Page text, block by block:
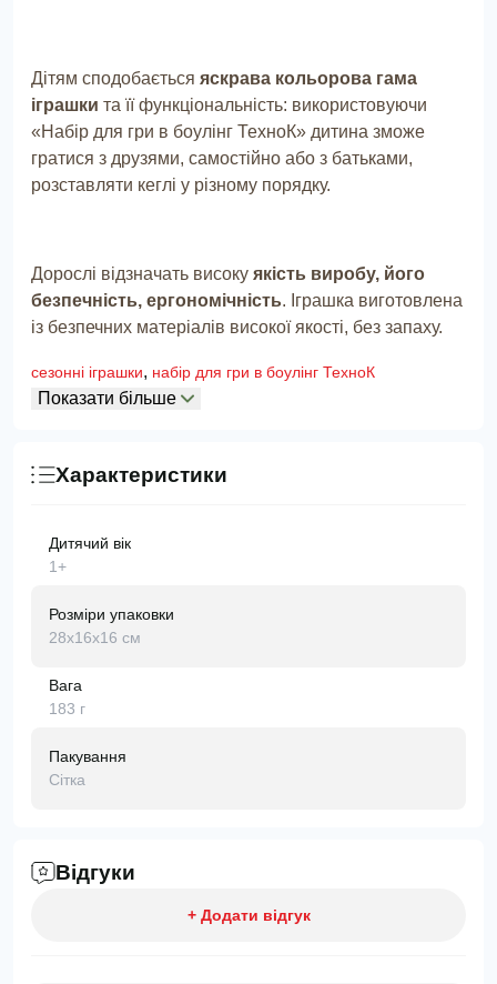
Дітям сподобається яскрава кольорова гама
іграшки та її функціональність: використовуючи
«Набір для гри в боулінг ТехноК» дитина зможе
гратися з друзями, самостійно або з батьками,
розставляти кеглі у різному порядку.
Дорослі відзначать високу якість виробу, його
безпечність, ергономічність. Іграшка виготовлена
із безпечних матеріалів високої якості, без запаху.
сезонні іграшки, набір для гри в боулінг ТехноК
Показати більше
Характеристики
Дитячий вік
1+
Розміри упаковки
28х16х16 см
Вага
183 г
Пакування
Сітка
Відгуки
+ Додати відгук